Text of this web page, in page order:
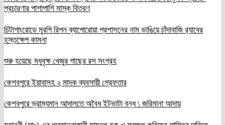
প্রচারণার পাশাপাশি মাস্ক বিতরণ
চিটাগাংরোডে মুরগি রিপন ব্যাপোরোয়া প্রশাসনের নাম ভাঙিয়ে চাঁদাবাজি র‌্যাবের
হস্তক্ষেপ কামনা
শুরু হয়েছে মধুবৃক্ষ খেজুর গাছের রস সংগ্রহ
কেশবপুরে ইয়াবাসহ ২ মাদক ব্যবসায়ী গ্রেফতার
কেশবপুরে ভ্রাম্যমান আদালতে অবৈধ ইটভাটা বন্ধ \ জরিমানা আদায়